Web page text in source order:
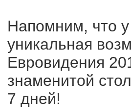
Напомним, что
уникальная
Евровидения
знаменитой
7 дней!